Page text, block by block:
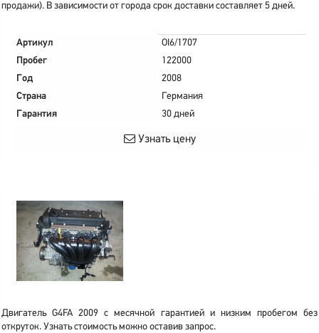
продажи). В зависимости от города срок доставки составляет 5 дней.
Артикул
OI6/1707
Пробег
122000
Год
2008
Страна
Германия
Гарантия
30 дней
Узнать цену
Двигатель G4FA 2009 с месячной гарантией и низким пробегом без
откруток. Узнать стоимость можно оставив запрос.